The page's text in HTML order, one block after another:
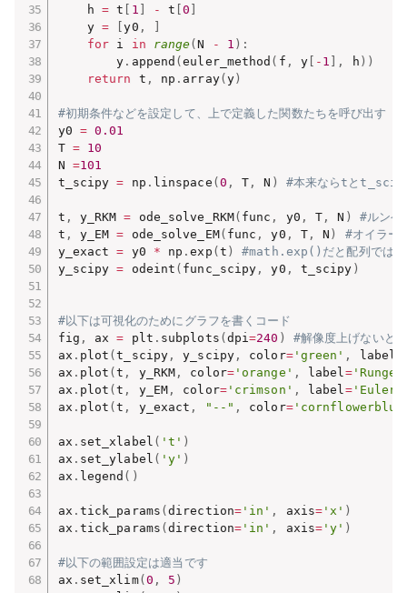
    h
= t 1 - t [0
    y
= [y0 ,
for i in range(N - 1 ) :
        y
. append (euler_method ( f , y[ - 1 , h ) )
return
t , np . array( y)
#初期条件などを設定して、上で定義した関数たちを呼び出す
y0 = 0.01
T =
10
N =101
t_scipy = np . linspace ( 0 , T , N ) #本来ならtとt_scipy
t , y_RKM = ode_solve_RKM( func , y0 , T , N )
#ルンゲ
t , y_EM = ode_solve_EM( func , y0 , T , N )
#オイラー
y_exact = y0 * np .exp ( t )
#math.exp()だと配列ではな
y_scipy = odeint ( func_scipy , y0 , t_scipy )
#以下は可視化のためにグラフを書くコード
fig , ax = plt . subplots ( dpi=240 )
#解像度上げないと
ax . plot (t_scipy , y_scipy, color='green' , label
ax . plot (t , y_RKM , color='orange' , label =
ax . plot (t , y_EM , color='crimson' , label ='Euler
ax . plot (t , y_exact , "--" , color=
ax . set_xlabel ( 't' )
ax . set_ylabel ( 'y' )
ax . legend ( )
ax . tick_params (direction= 'in' , axis= 'x' )
ax . tick_params (direction= 'in' , axis= 'y' )
#以下の範囲設定は適当です
ax . set_xlim( 0 , 5 )